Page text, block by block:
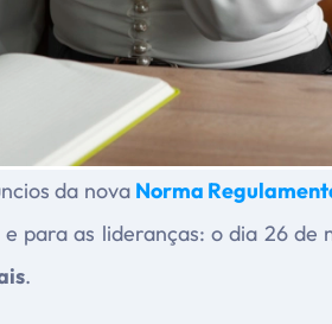
da nova Norma
para as lideranças: o dia 26
.